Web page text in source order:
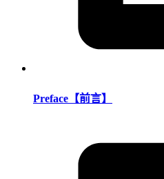
Preface【前言】